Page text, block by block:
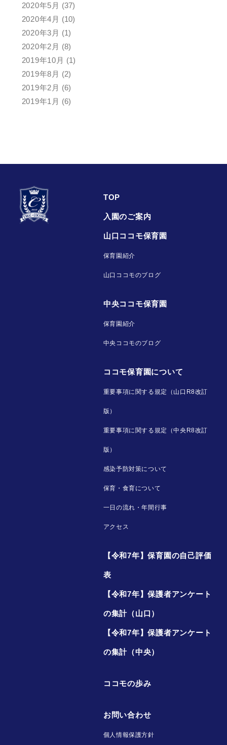
2020年5月 (37)
2020年4月 (10)
2020年3月 (1)
2020年2月 (8)
2019年10月 (1)
2019年8月 (2)
2019年2月 (6)
2019年1月 (6)
TOP
入園のご案内
山口ココモ保育園
保育園紹介
山口ココモのブログ
中央ココモ保育園
保育園紹介
中央ココモのブログ
ココモ保育園について
重要事項に関する規定（山口R8改訂
版）
重要事項に関する規定（中央R8改訂
版）
感染予防対策について
保育・食育について
一日の流れ・年間行事
アクセス
【令和7年】保育園の自己評価
表
【令和7年】保護者アンケート
の集計（山口）
【令和7年】保護者アンケート
の集計（中央）
ココモの歩み
お問い合わせ
個人情報保護方針